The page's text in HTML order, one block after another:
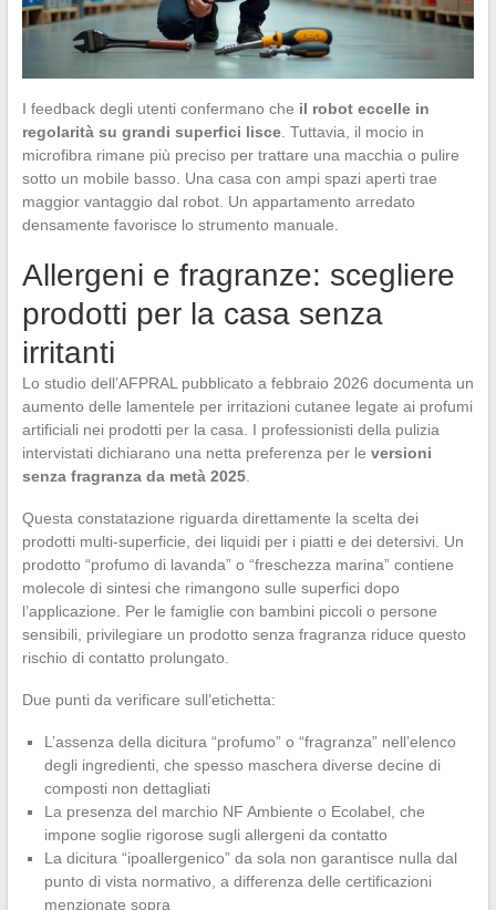
I feedback degli utenti confermano che il robot eccelle in
regolarità su grandi superfici lisce. Tuttavia, il mocio in
microfibra rimane più preciso per trattare una macchia o pulire
sotto un mobile basso. Una casa con ampi spazi aperti trae
maggior vantaggio dal robot. Un appartamento arredato
densamente favorisce lo strumento manuale.
Allergeni e fragranze: scegliere
prodotti per la casa senza
irritanti
Lo studio dell’AFPRAL pubblicato a febbraio 2026 documenta un
aumento delle lamentele per irritazioni cutanee legate ai profumi
artificiali nei prodotti per la casa. I professionisti della pulizia
intervistati dichiarano una netta preferenza per le versioni
senza fragranza da metà 2025.
Questa constatazione riguarda direttamente la scelta dei
prodotti multi-superficie, dei liquidi per i piatti e dei detersivi. Un
prodotto “profumo di lavanda” o “freschezza marina” contiene
molecole di sintesi che rimangono sulle superfici dopo
l’applicazione. Per le famiglie con bambini piccoli o persone
sensibili, privilegiare un prodotto senza fragranza riduce questo
rischio di contatto prolungato.
Due punti da verificare sull’etichetta:
L’assenza della dicitura “profumo” o “fragranza” nell’elenco
degli ingredienti, che spesso maschera diverse decine di
composti non dettagliati
La presenza del marchio NF Ambiente o Ecolabel, che
impone soglie rigorose sugli allergeni da contatto
La dicitura “ipoallergenico” da sola non garantisce nulla dal
punto di vista normativo, a differenza delle certificazioni
menzionate sopra